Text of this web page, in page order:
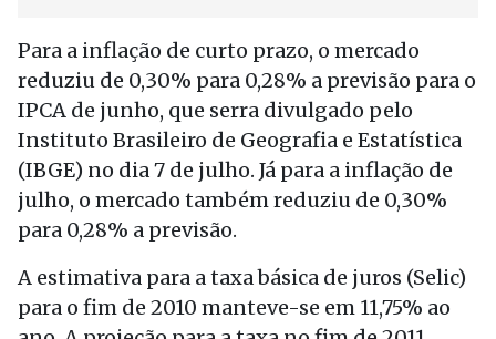
Para a inflação de curto prazo, o mercado
reduziu de 0,30% para 0,28% a previsão para o
IPCA de junho, que serra divulgado pelo
Instituto Brasileiro de Geografia e Estatística
(IBGE) no dia 7 de julho. Já para a inflação de
julho, o mercado também reduziu de 0,30%
para 0,28% a previsão.
A estimativa para a taxa básica de juros (Selic)
para o fim de 2010 manteve-se em 11,75% ao